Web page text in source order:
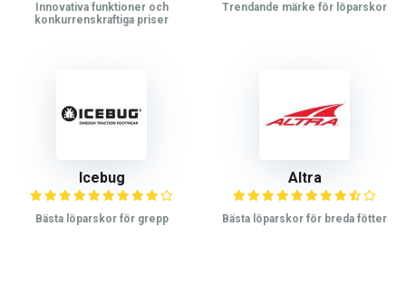
Innovativa funktioner och
konkurrenskraftiga priser
Trendande märke för löparskor
Icebug
Bästa löparskor för grepp
Altra
Bästa löparskor för breda fötter